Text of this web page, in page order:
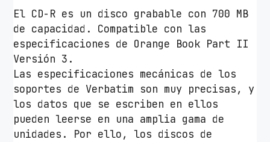
El CD-R es un disco grabable con 700 MB
de capacidad. Compatible con las
especificaciones de Orange Book Part II
Versión 3.
Las especificaciones mecánicas de los
soportes de Verbatim son muy precisas, y
los datos que se escriben en ellos
pueden leerse en una amplia gama de
unidades. Por ello, los discos de